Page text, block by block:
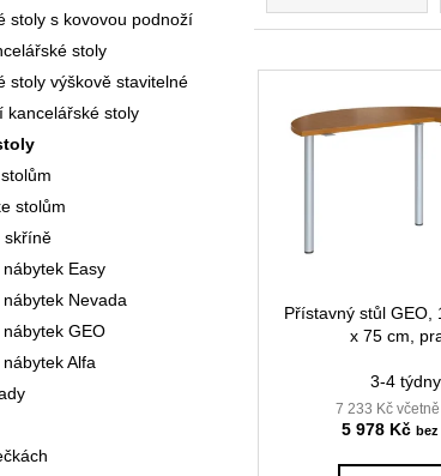
stoly s kovovou podnoží
stoly
stoly výškově stavitelné
kancelářské stoly
stolům
skříně
Easy
Nevada
GEO
Alfa
z
V
Přístavný stůl GEO,
x 75 cm,
3-4 týdny
7 233 Kč
5 978 Kč
VÝŠKA 63 - 129 CM
Kč